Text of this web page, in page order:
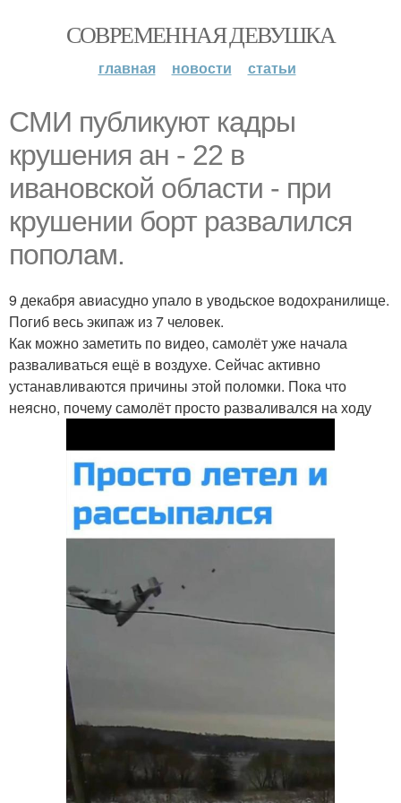
СОВРЕМЕННАЯ ДЕВУШКА
главная новости статьи
СМИ публикуют кадры
крушения ан - 22 в
ивановской области - при
крушении борт развалился
пополам.
9 декабря авиасудно упало в уводьское водохранилище.
Погиб весь экипаж из 7 человек.
Как можно заметить по видео, самолёт уже начала
разваливаться ещё в воздухе. Сейчас активно
устанавливаются причины этой поломки. Пока что
неясно, почему самолёт просто разваливался на ходу